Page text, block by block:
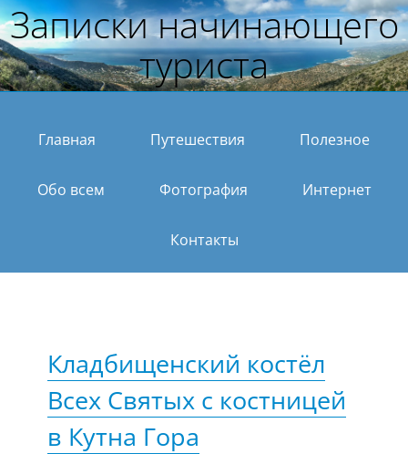
Записки начинающего
туриста
Главная Путешествия Полезное
Обо всем Фотография Интернет
Контакты
Кладбищенский костёл
Всех Святых с костницей
в Кутна Гора